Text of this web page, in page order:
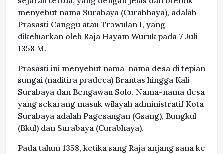
menyebut nama Surabaya (Curabhaya), adalah
Prasasti Canggu atau Trowulan I, yang
dikeluarkan oleh Raja Hayam Wuruk pada 7 Juli
1358 M.
Prasasti ini menyebut nama-nama desa di tepian
sungai (naditira pradeca) Brantas hingga Kali
Surabaya dan Bengawan Solo. Nama-nama desa
yang sekarang masuk wilayah administratif Kota
Surabaya adalah Pagesangan (Gsang), Bungkul
(Bkul) dan Surabaya (Curabhaya).
Pada tahun 1358, ketika sang Raja anjang sana ke